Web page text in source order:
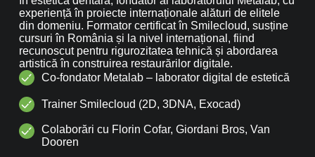
experiență în proiecte internaționale alături de elitele
din domeniu. Formator certificat în Smilecloud, susține
cursuri în România și la nivel internațional, fiind
recunoscut pentru rigurozitatea tehnică și abordarea
artistică în construirea restaurărilor digitale.
Co-fondator Metalab – laborator digital de estetică
Trainer Smilecloud (2D, 3DNA, Exocad)
Colaborări cu Florin Cofar, Giordani Bros, Van
Dooren